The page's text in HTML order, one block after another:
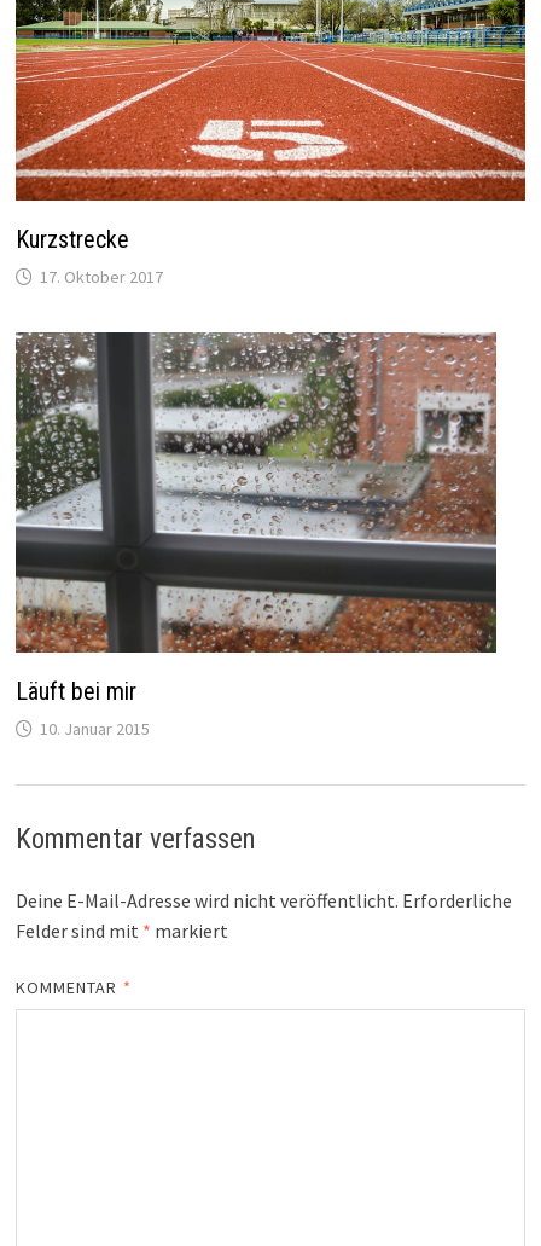
Kurzstrecke
17. Oktober 2017
Läuft bei mir
10. Januar 2015
Kommentar verfassen
Deine E-Mail-Adresse wird nicht veröffentlicht. Erforderliche
Felder sind mit * markiert
KOMMENTAR *